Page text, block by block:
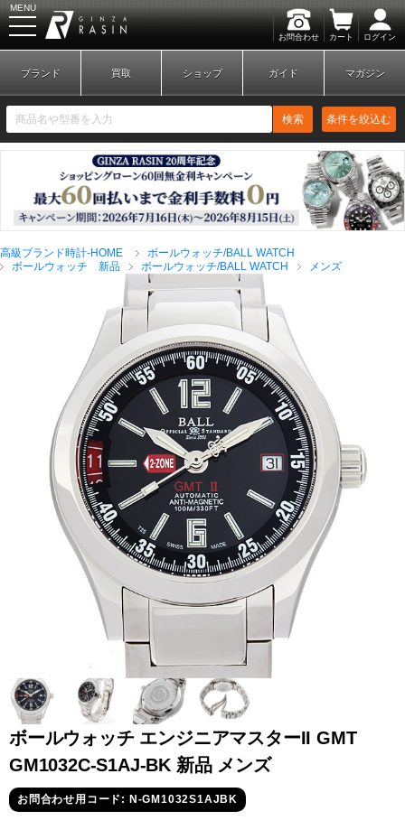
お問合わせ カート ログイン
MENU
新規会員登録 ログイン
ブランドから探す
全てのブランドを見
る
ロレックス
パテック
フィリップ
オーデマピゲ カルティエ
グランド
セイコー
オメガ
ブランド 買取 ショップ ガイド マガジン
検索 条件を絞込む
高級ブランド時計-HOME
ボールウォッチ/BALL WATCH
ボールウォッチ 新品
ボールウォッチ/BALL WATCH メンズ
ボールウォッチ エンジニアマスターII GMT
GM1032C-S1AJ-BK 新品 メンズ
お問合わせ用コード: N-GM1032S1AJBK